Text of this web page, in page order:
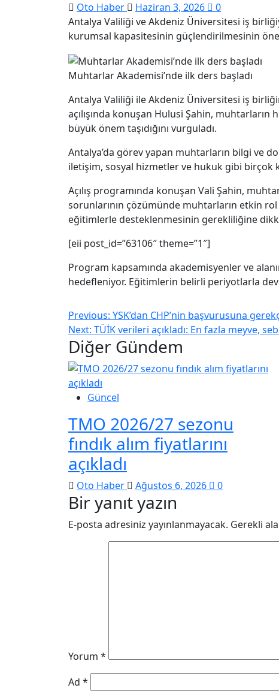
Oto Haber Haziran 3, 2026
0
Antalya Valiliği ve Akdeniz Üniversitesi iş
kurumsal kapasitesinin güçlendirilmesinin
Muhtarlar Akademisi’nde ilk ders başladı
Antalya Valiliği ile Akdeniz Üniversitesi iş
açılışında konuşan Hulusi Şahin,
büyük önem taşıdığını vurguladı.
Antalya’da görev yapan muhtarların bilgi ve
iletişim, sosyal hizmetler ve hukuk gibi birçok
Açılış programında konuşan Vali Şahin,
sorunlarının çözümünde muhtarların etkin
eğitimlerle desteklenmesinin gerekliliğine
[eii post_id=”63106″ theme=”1″]
Program kapsamında akademisyenler ve
hedefleniyor. Eğitimlerin belirli periyotlarla
Previous: YSK’dan CHP’nin başvurusuna
Next: TÜİK verileri açıkladı: En fazla meyve,
Diğer Gündem
Güncel
TMO 2026/27 sezonu
fındık alım fiyatlarını
açıkladı
Oto Haber Ağustos 6, 2026 0
Bir yanıt yazın
E-posta adresiniz yayınlanmayacak. Gerekli
Yorum *
Ad *